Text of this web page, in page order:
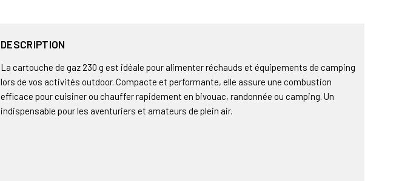
DESCRIPTION
La cartouche de gaz 230 g est idéale pour alimenter réchauds et équipements de camping
lors de vos activités outdoor. Compacte et performante, elle assure une combustion
efficace pour cuisiner ou chauffer rapidement en bivouac, randonnée ou camping. Un
indispensable pour les aventuriers et amateurs de plein air.